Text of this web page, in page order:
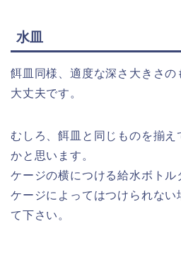
水皿
餌皿同様、適度な深さ大きさの
大丈夫です。
むしろ、餌皿と同じものを揃え
かと思います。
ケージの横につける給水ボトル
ケージによってはつけられない
て下さい。